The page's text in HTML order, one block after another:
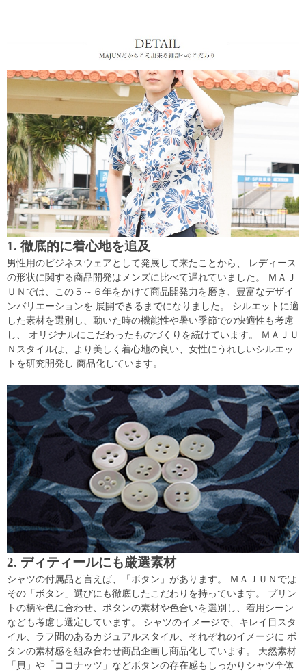
1. 徹底的に着心地を追及
男性用のビジネスウェアとして発展して来たことから、 レディース
の形状に関する商品開発はメンズに比べて遅れていました。 ＭＡＪ
ＵＮでは、この５～６年をかけて商品開発力を磨き、豊富なデザイ
ンバリエーションを 展開できるまでになりました。 シルエットに適
した素材を選別し、動いた時の機能性や暑い季節での快適性も考慮
し、 オリジナルにこだわったものづくりを続けています。 ＭＡＪＵ
Ｎスタイルは、より美しく着心地の良い、女性にうれしいシルエッ
トを研究開発し 商品化しています。
2. ディティールにも厳選素材
シャツの付属品と言えば、「ボタン」があります。 ＭＡＪＵＮでは
その「ボタン」選びにも徹底したこだわりを持っています。 プリン
トの柄や色に合わせ、ボタンの素材や色合いを選別し、着用シーン
なども考慮し選定しています。 シャツのイメージで、キレイ目スタ
イル、ラフ間のあるカジュアルスタイル、それぞれのイメージに ボ
タンの素材感を組み合わせ商品企画し商品化しています。 天然素材
「貝」や「ココナッツ」などボタンの存在感もしっかりシャツ全体